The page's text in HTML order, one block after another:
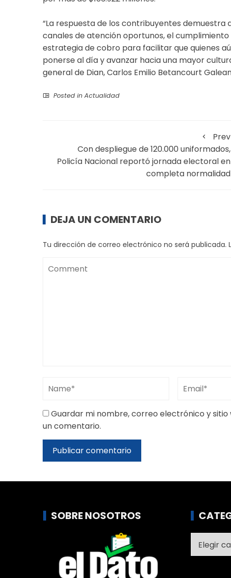
Contenido relacionado:
Ministerio de Minas y Energía garantiza el
Impuesto sobre las Ventas (IVA), que
gestionado; seguido del Impuesto sobre la
Fuente, que aportó $597.230 millones (23%).
que sumaron $125.297 millones (4,8%).
desarrolló más de dos millones de acciones de
La estrategia incluyó 251.649 correos
por más de $103.922 millones.
“La respuesta de los contribuyentes demuestra
canales de atención oportunos, el
ponerse al día y avanzar hacia una mayor
Posted inActualidad
Prev
Con despliegue de 120.000 uniformados,
Policía Nacional reportó jornada electoral en
completa normalidad